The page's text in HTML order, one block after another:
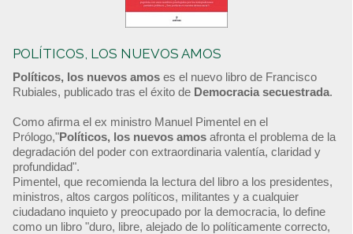
POLÍTICOS, LOS NUEVOS AMOS
Políticos, los nuevos amos es el nuevo libro de Francisco
Rubiales, publicado tras el éxito de Democracia secuestrada.
Como afirma el ex ministro Manuel Pimentel en el
Prólogo,"Políticos, los nuevos amos afronta el problema de la
degradación del poder con extraordinaria valentía, claridad y
profundidad".
Pimentel, que recomienda la lectura del libro a los presidentes,
ministros, altos cargos políticos, militantes y a cualquier
ciudadano inquieto y preocupado por la democracia, lo define
como un libro "duro, libre, alejado de lo políticamente correcto,